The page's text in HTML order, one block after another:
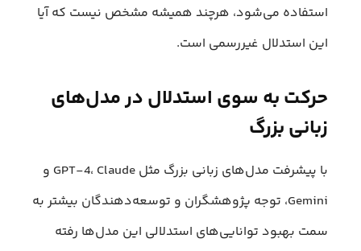
استفاده می‌شود، هرچند همیشه مشخص نیست که آیا
این استدلال غیررسمی است.
حرکت به سوی استدلال در مدل‌های
زبانی بزرگ
با پیشرفت مدل‌های زبانی بزرگ مثل GPT-4، Claude و
Gemini، توجه پژوهشگران و توسعه‌دهندگان بیشتر به
سمت بهبود توانایی‌های استدلالی این مدل‌ها رفته